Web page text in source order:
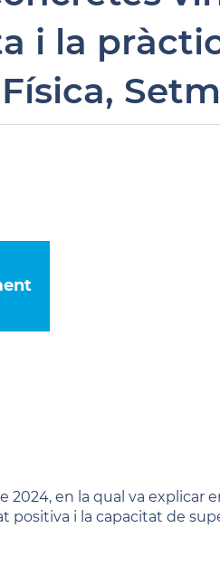
i la
en la qual va explicar
positiva i la capacitat de